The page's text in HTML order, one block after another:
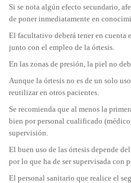
Si se nota algún efecto secundario,
de poner inmediatamente en
El facultativo deberá tener en cuenta
junto con el empleo de la órtesis.
En las zonas de presión, la piel no
Aunque la órtesis no es de un solo
reutilizar en otros pacientes.
Se recomienda que al menos la
bien por personal cualificado
supervisión.
El buen uso de las órtesis depende
por lo que ha de ser supervisada con
El personal sanitario que realice el